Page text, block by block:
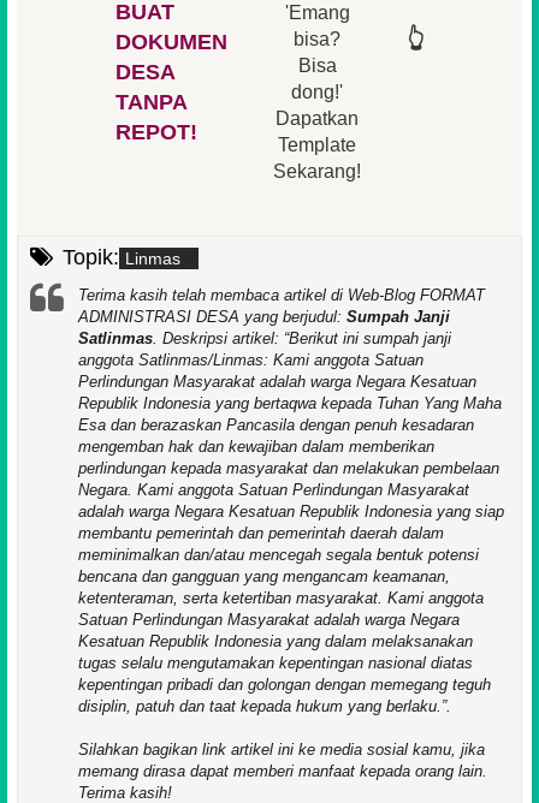
BUAT
DOKUMEN
DESA
TANPA
REPOT!
'Emang
bisa?
Bisa
dong!'
Dapatkan
Template
Sekarang!
👆
Topik: Linmas
Terima kasih telah membaca artikel di Web-Blog FORMAT
ADMINISTRASI DESA yang berjudul: Sumpah Janji
Satlinmas . Deskripsi artikel: Berikut ini sumpah janji
anggota Satlinmas/Linmas: Kami anggota Satuan
Perlindungan Masyarakat adalah warga Negara Kesatuan
Republik Indonesia yang bertaqwa kepada Tuhan Yang Maha
Esa dan berazaskan Pancasila dengan penuh kesadaran
mengemban hak dan kewajiban dalam memberikan
perlindungan kepada masyarakat dan melakukan pembelaan
Negara. Kami anggota Satuan Perlindungan Masyarakat
adalah warga Negara Kesatuan Republik Indonesia yang siap
membantu pemerintah dan pemerintah daerah dalam
meminimalkan dan/atau mencegah segala bentuk potensi
bencana dan gangguan yang mengancam keamanan,
ketenteraman, serta ketertiban masyarakat. Kami anggota
Satuan Perlindungan Masyarakat adalah warga Negara
Kesatuan Republik Indonesia yang dalam melaksanakan
tugas selalu mengutamakan kepentingan nasional diatas
kepentingan pribadi dan golongan dengan memegang teguh
disiplin, patuh dan taat kepada hukum yang berlaku. .
Silahkan bagikan link artikel ini ke media sosial kamu, jika
memang dirasa dapat memberi manfaat kepada orang lain.
Terima kasih!